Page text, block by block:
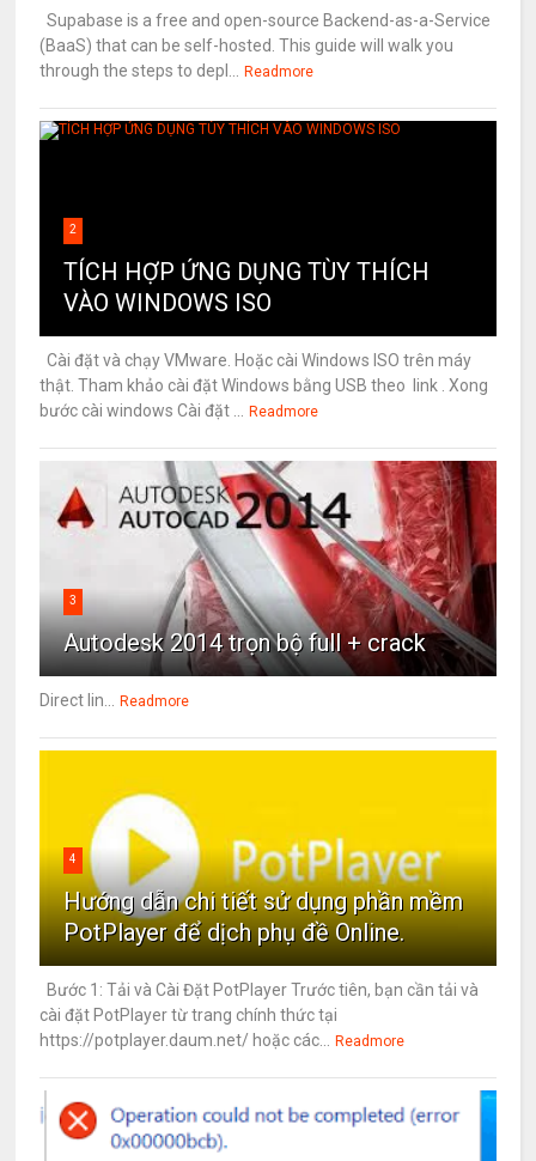
Supabase is a free and open-source Backend-as-a-Service
(BaaS) that can be self-hosted. This guide will walk you
through the steps to depl... Readmore
2
TÍCH HỢP ỨNG DỤNG TÙY THÍCH
VÀO WINDOWS ISO
Cài đặt và chạy VMware. Hoặc cài Windows ISO trên máy
thật. Tham khảo cài đặt Windows bằng USB theo link . Xong
bước cài windows Cài đặt ... Readmore
3
Autodesk 2014 trọn bộ full + crack
Direct lin... Readmore
4
Hướng dẫn chi tiết sử dụng phần mềm
PotPlayer để dịch phụ đề Online.
Bước 1: Tải và Cài Đặt PotPlayer Trước tiên, bạn cần tải và
cài đặt PotPlayer từ trang chính thức tại
https://potplayer.daum.net/ hoặc các... Readmore